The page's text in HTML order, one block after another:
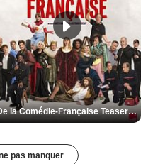
De la Comédie-Française Teaser VF
pas manquer